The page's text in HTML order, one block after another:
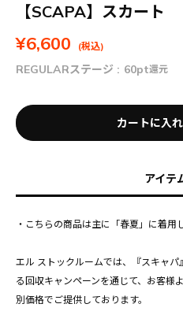
【SCAPA】スカート
¥6,600 (税込)
REGULARステージ : 60pt還元
カートに入
アイテ
・こちらの商品は主に「春夏」に着用
エル ストックルームでは、『スキャ
る回収キャンペーンを通じて、お客様
別価格でご提供しております。